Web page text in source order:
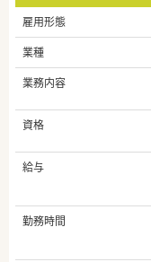
雇用形態
業種
業務内容
資格
給与
勤務時間